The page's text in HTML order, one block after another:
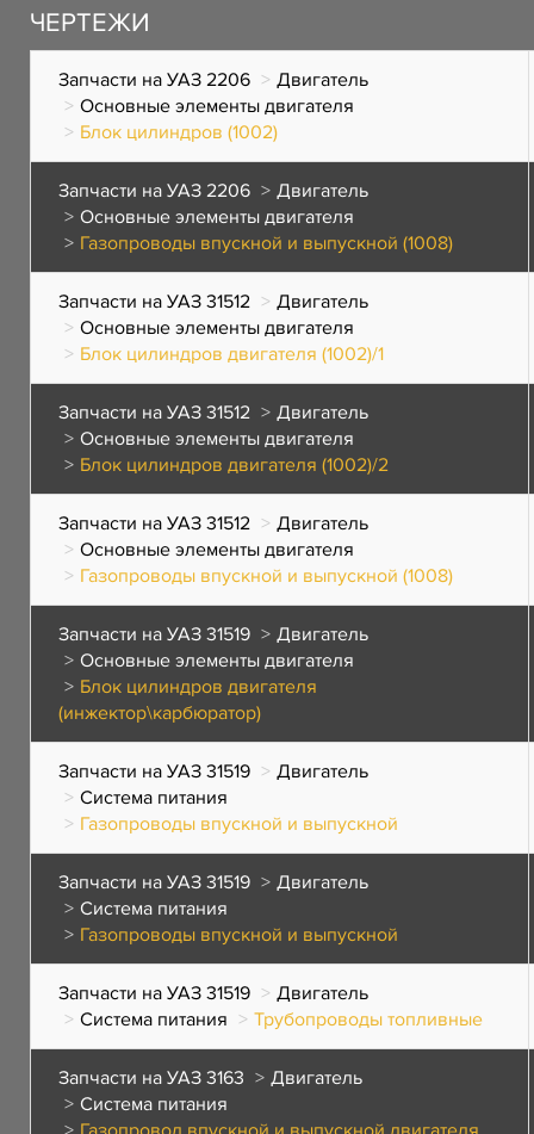
ЧЕРТЕЖИ
Запчасти на УАЗ 2206
Двигатель
Основные элементы двигателя
Блок цилиндров (1002)
Запчасти на УАЗ 2206
Двигатель
Основные элементы двигателя
Газопроводы впускной и выпускной (1008)
Запчасти на УАЗ 31512
Двигатель
Основные элементы двигателя
Блок цилиндров двигателя (1002)/1
Запчасти на УАЗ 31512
Двигатель
Основные элементы двигателя
Блок цилиндров двигателя (1002)/2
Запчасти на УАЗ 31512
Двигатель
Основные элементы двигателя
Газопроводы впускной и выпускной (1008)
Запчасти на УАЗ 31519
Двигатель
Основные элементы двигателя
Блок цилиндров двигателя
(инжектор\карбюратор)
Запчасти на УАЗ 31519
Двигатель
Система питания
Газопроводы впускной и выпускной
Запчасти на УАЗ 31519
Двигатель
Система питания
Газопроводы впускной и выпускной
Запчасти на УАЗ 31519
Двигатель
Система питания
Трубопроводы топливные
Запчасти на УАЗ 3163
Двигатель
Система питания